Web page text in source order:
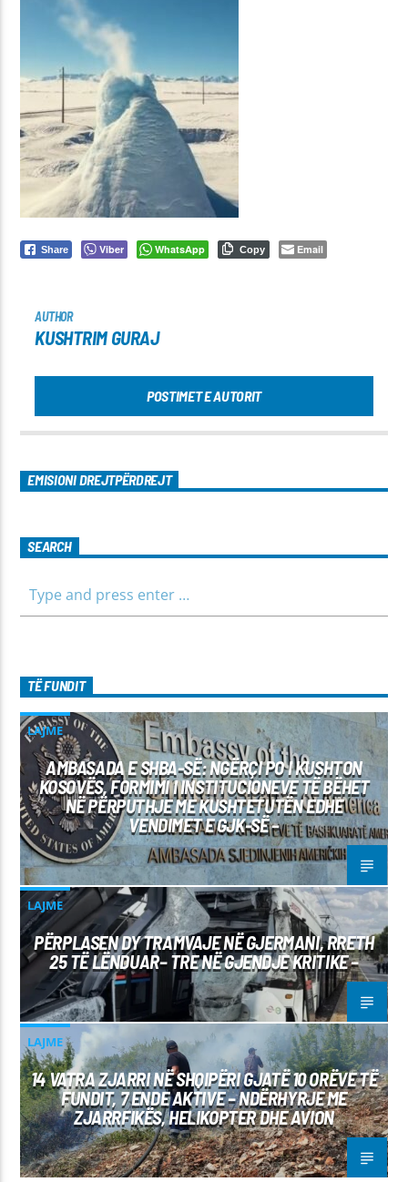
Share Viber WhatsApp Copy Email
AUTHOR
KUSHTRIM GURAJ
POSTIMET E AUTORIT
EMISIONI DREJTPËRDREJT
SEARCH
TË FUNDIT
LAJME
AMBASADA E SHBA-SË: NGËRÇI PO I KUSHTON
KOSOVËS, FORMIMI I INSTITUCIONEVE TË BËHET
NË PËRPUTHJE ME KUSHTETUTËN EDHE
VENDIMET E GJK-SË –
LAJME
PËRPLASEN DY TRAMVAJE NË GJERMANI, RRETH
25 TË LËNDUAR– TRE NË GJENDJE KRITIKE –
LAJME
14 VATRA ZJARRI NË SHQIPËRI GJATË 10 ORËVE TË
FUNDIT, 7 ENDE AKTIVE – NDËRHYRJE ME
ZJARRFIKËS, HELIKOPTER DHE AVION